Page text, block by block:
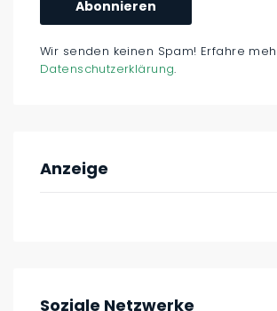
Wir senden keinen Spam! Erfahre
Datenschutzerklärung.
Anzeige
Soziale Netzwerke